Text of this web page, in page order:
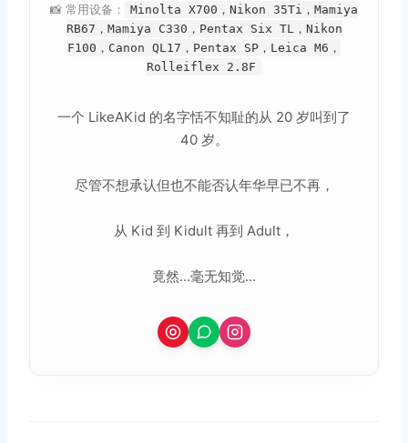
📸 常用设备：
Minolta X700，Nikon 35Ti，Mamiya
RB67，Mamiya C330，Pentax Six TL，Nikon
F100，Canon QL17，Pentax SP，Leica M6，
Rolleiflex 2.8F
一个 LikeAKid 的名字恬不知耻的从 20 岁叫到了
40 岁。
尽管不想承认但也不能否认年华早已不再，
从 Kid 到 Kidult 再到 Adult，
竟然...毫无知觉...